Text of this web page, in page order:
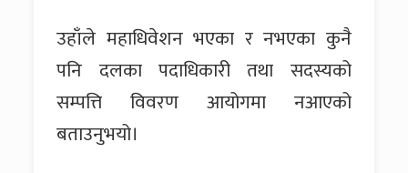
उहाँले महाधिवेशन भएका र नभएका कुनै
पनि दलका पदाधिकारी तथा सदस्यको
सम्पत्ति विवरण आयोगमा नआएको
बताउनुभयो।